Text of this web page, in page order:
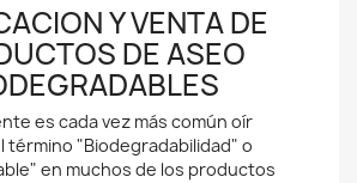
Y VENTA DE
DE ASEO
es cada vez más común oír
término "Biodegradabilidad" o
en muchos de los productos